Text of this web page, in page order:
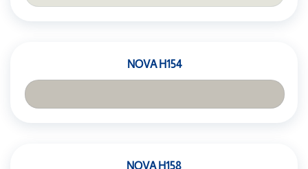
NOVA H154
NOVA H158